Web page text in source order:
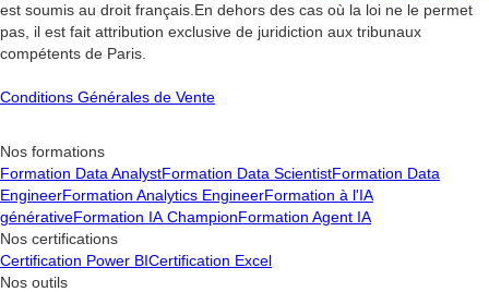
est soumis au droit français.En dehors des cas où la loi ne le permet
pas, il est fait attribution exclusive de juridiction aux tribunaux
compétents de Paris.
Conditions Générales de Vente
Nos formations
Formation Data AnalystFormation Data ScientistFormation Data
EngineerFormation Analytics EngineerFormation à l'IA
générativeFormation IA ChampionFormation Agent IA
Nos certifications
Certification Power BICertification Excel
Nos outils